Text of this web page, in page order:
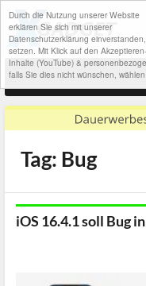
Durch die Nutzung unserer Website
erklären Sie sich mit unserer
Datenschutzerklärung
setzen. Mit Klick auf den
Inhalte (YouTube) &
falls Sie dies nicht wünschen,
Tag: Bug
iOS 16.4.1 soll Bug